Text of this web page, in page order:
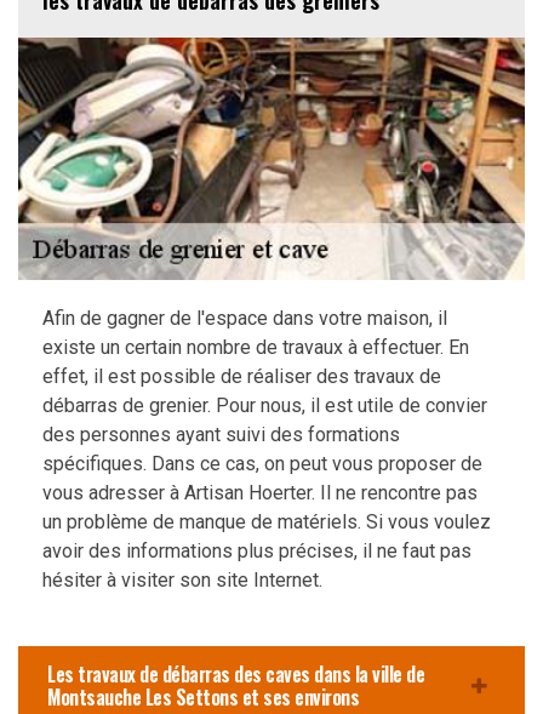
Afin de gagner de l'espace dans votre maison, il
existe un certain nombre de travaux à effectuer. En
effet, il est possible de réaliser des travaux de
débarras de grenier. Pour nous, il est utile de convier
des personnes ayant suivi des formations
spécifiques. Dans ce cas, on peut vous proposer de
vous adresser à Artisan Hoerter. Il ne rencontre pas
un problème de manque de matériels. Si vous voulez
avoir des informations plus précises, il ne faut pas
hésiter à visiter son site Internet.
Les travaux de débarras des caves dans la ville de
Montsauche Les Settons et ses environs